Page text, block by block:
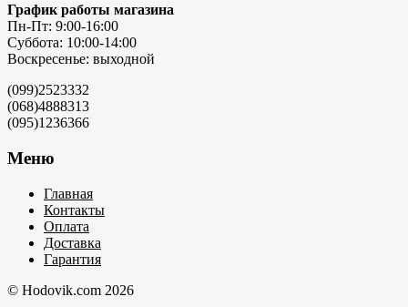
График работы магазина
Пн-Пт: 9:00-16:00
Суббота: 10:00-14:00
Воскресенье: выходной
(099)2523332
(068)4888313
(095)1236366
Меню
Главная
Контакты
Оплата
Доставка
Гарантия
© Hodovik.com 2026